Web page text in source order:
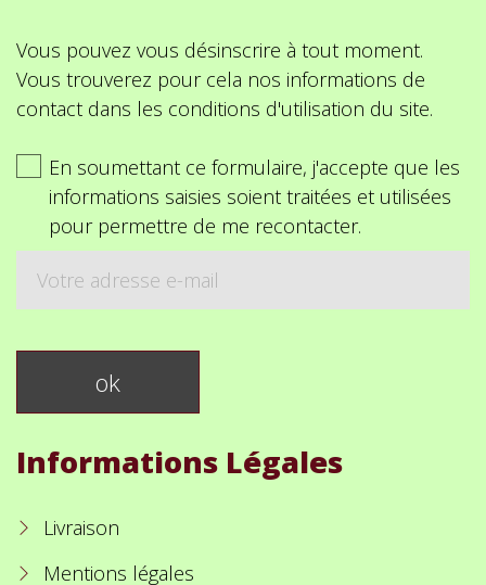
Vous pouvez vous désinscrire à tout moment.
Vous trouverez pour cela nos informations de
contact dans les conditions d'utilisation du site.
En soumettant ce formulaire, j'accepte que les
informations saisies soient traitées et utilisées
pour permettre de me recontacter.
Informations Légales
Livraison
Mentions légales